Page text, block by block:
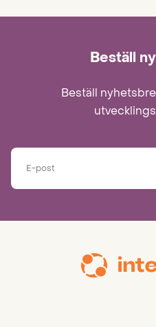
Beställ
Beställ